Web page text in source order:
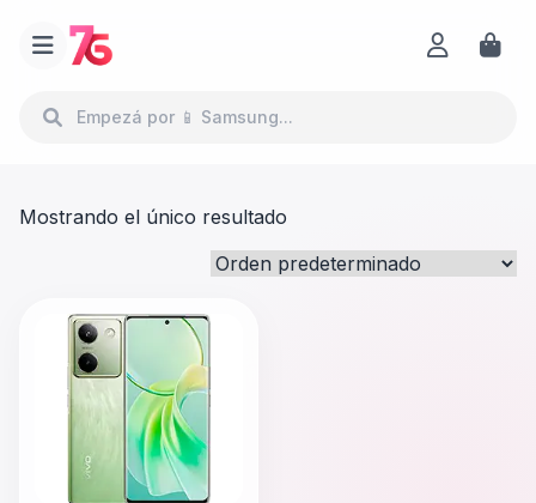
Mostrando el único resultado